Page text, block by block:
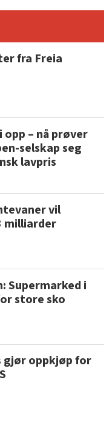
fra Freia
– nå prøver
selskap seg
lavpris
vil
milliarder
Supermarked i
store sko
gjør oppkjøp for